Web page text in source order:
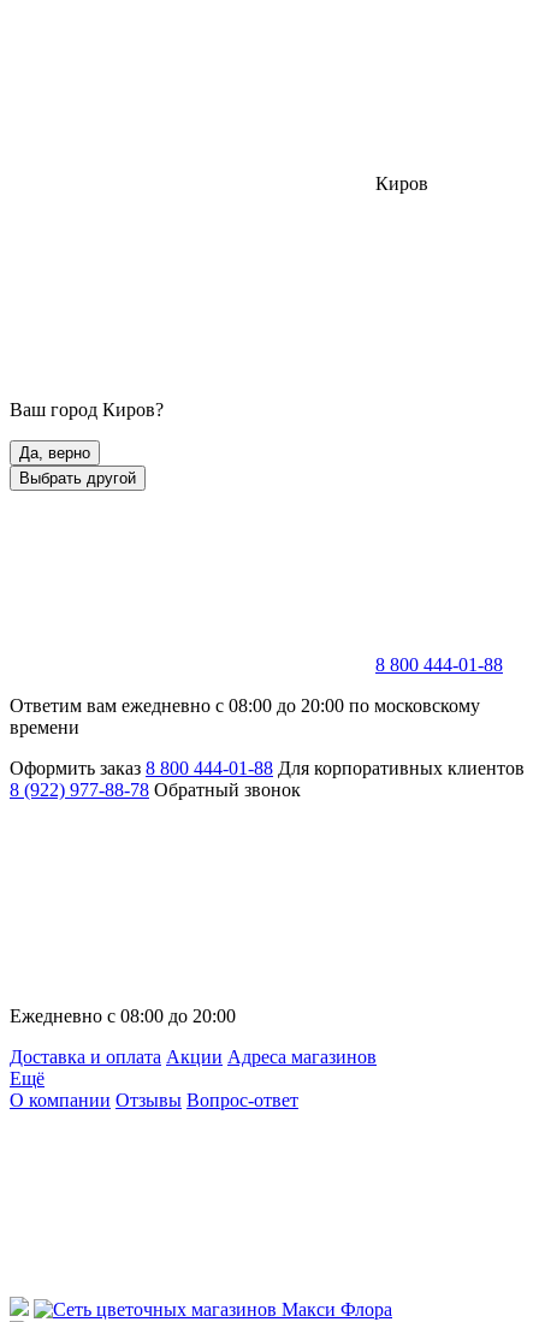
Киров
Ваш город Киров?
Да, верно
Выбрать другой
8 800 444-01-88
Ответим вам ежедневно с 08:00 до 20:00 по московскому
времени
Оформить заказ 8 800 444-01-88 Для корпоративных клиентов
8 (922) 977-88-78 Обратный звонок
Ежедневно с 08:00 до 20:00
Доставка и оплата Акции Адреса магазинов
Ещё
О компании Отзывы Вопрос-ответ